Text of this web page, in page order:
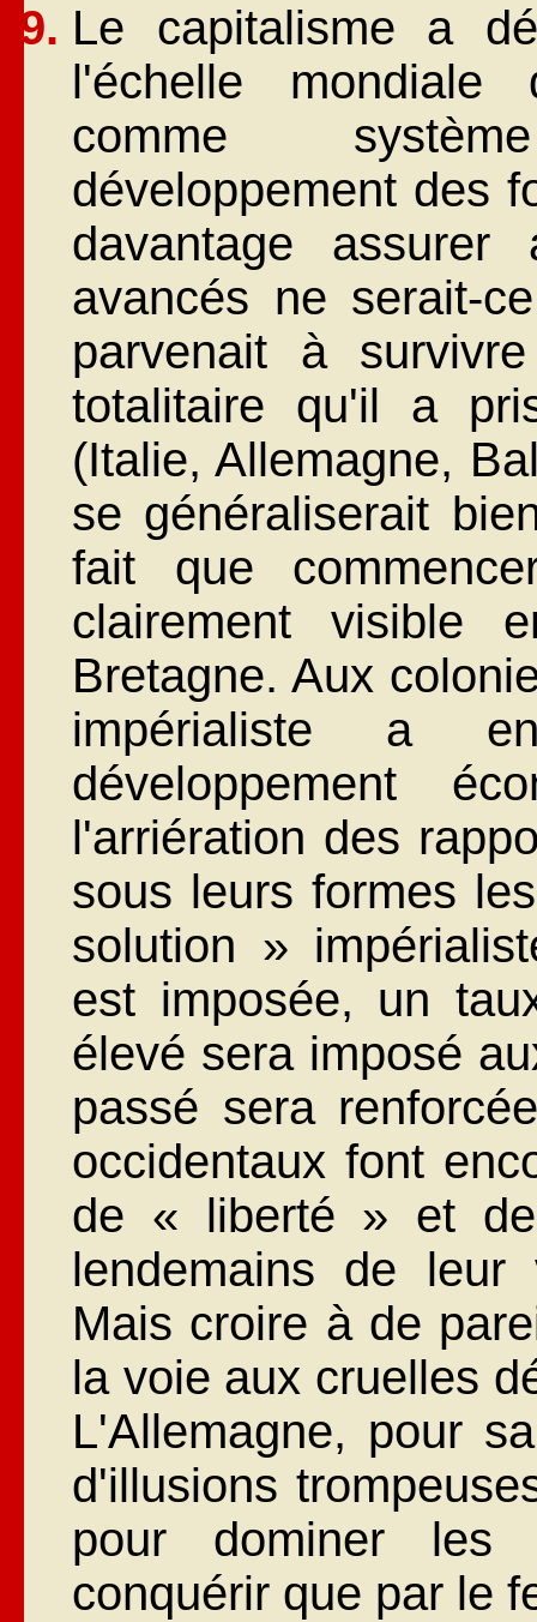
Le capitalisme a
l'échelle
comme
développement des
davantage
avancés ne serait-
parvenait à
totalitaire qu'il a
(Italie, Allemagne,
se généraliserait
fait que
clairement visible
Bretagne. Aux
impérialiste a
développement
l'arriération des
sous leurs formes
solution »
est imposée, un
élevé sera imposé
passé sera
occidentaux font
de « liberté » et
lendemains de leur
Mais croire à de
la voie aux cruelles
L'Allemagne, pour
d'illusions
pour dominer les
conquérir que par le